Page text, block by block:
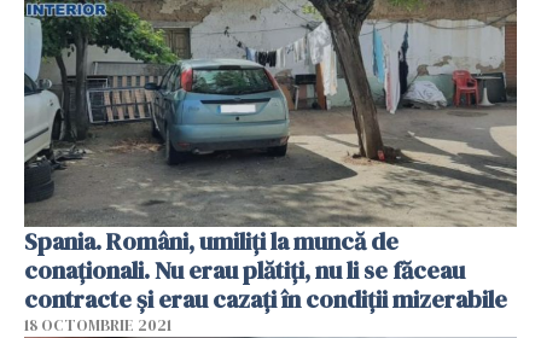
Spania. Români, umiliți la muncă de
conaționali. Nu erau plătiți, nu li se făceau
contracte și erau cazați în condiții mizerabile
18 OCTOMBRIE 2021